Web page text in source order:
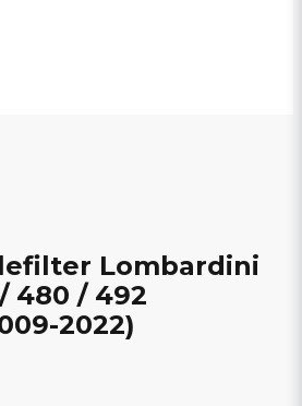
Lombardini
480 / 492
2022)